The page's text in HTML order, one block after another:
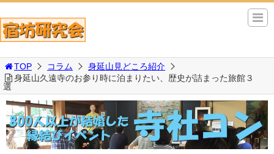
TOP コラム
身延山見どころ紹介
身延山久遠寺のお参り時に泊まりたい、歴史が詰まった旅館３
選